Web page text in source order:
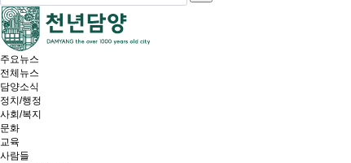
주요뉴스
전체뉴스
담양소식
정치/행정
사회/복지
문화
교육
사람들